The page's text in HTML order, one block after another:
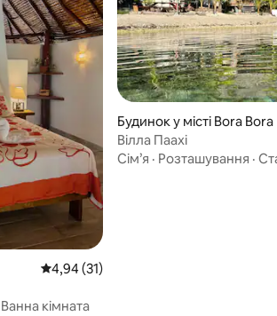
Середня оцінка: 4,94 з 5, відгуки: 31
4,94 (31)
Ванна кімната
Будинок у місті Bora Bora
Вілла Паахі
Сім’я · Розташування ·